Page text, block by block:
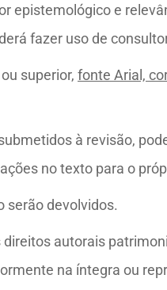
epistemológico e
fazer uso de
superior, fonte Arial,
à revisão,
no texto para o
serão devolvidos.
direitos autorais
na íntegra ou